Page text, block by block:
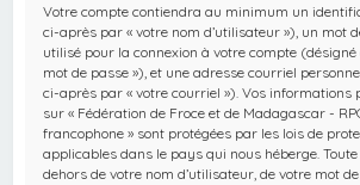
Votre compte contiendra au minimum un
ci-après par « votre nom d’utilisateur »), un mot
utilisé pour la connexion à votre compte
mot de passe »), et une adresse courriel
ci-après par « votre courriel »). Vos informations
sur « Fédération de Froce et de Madagascar -
francophone » sont protégées par les lois de
applicables dans le pays qui nous héberge.
dehors de votre nom d’utilisateur, de votre mot